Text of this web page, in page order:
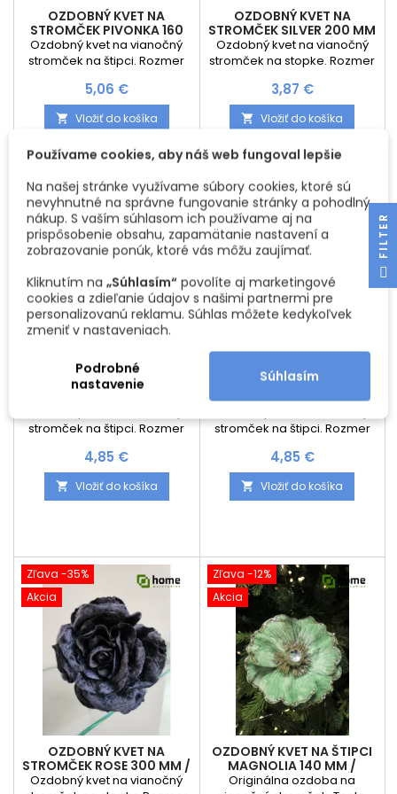
OZDOBNÝ KVET NA
STROMČEK PIVONKA 160
MM / ČERVENÁ
Ozdobný kvet na vianočný
stromček na štipci. Rozmer
160 mm Výška kvetu : 170 mm
Dĺžka stopky: 160 mm Cena je
za 1 kus
Cena
5,06 €
 Vložiť do košíka
OZDOBNÝ KVET NA
STROMČEK SILVER 200 MM
/ STRIEBORNÁ
Ozdobný kvet na vianočný
stromček na stopke. Rozmer
120 mm Výška: 200 mm Cena
je za 1 kus
Cena
3,87 €
 Vložiť do košíka
Akcia
OZDOBNÝ KVET NA
stromček na štipci. Rozmer
250 mm Cena je za 1 kus
Cena
4,85 €
 Vložiť do košíka
Akcia
OZDOBNÝ KVET NA
STROMČEK ROSE 250 MM /
stromček na štipci. Rozmer
250 mm Cena je za 1 kus
Cena
4,85 €
 Vložiť do košíka
Zľava -35%
Akcia
OZDOBNÝ KVET NA
STROMČEK ROSE 300 MM /
ČIERNA ZAMATOVÁ
Ozdobný kvet na vianočný
Zľava -12%
Akcia
OZDOBNÝ KVET NA ŠTIPCI
MAGNOLIA 140 MM /
ZELENÁ ZAMATOVÁ
Originálna ozdoba na
Používame cookies, aby náš web fungoval lepšie
Na našej stránke využívame súbory cookies, ktoré sú
nevyhnutné na správne fungovanie stránky a pohodlný
nákup. S vaším súhlasom ich používame aj na
prispôsobenie obsahu, zapamätanie nastavení a
zobrazovanie ponúk, ktoré vás môžu zaujímať.
Kliknutím na „Súhlasím“ povolíte aj marketingové
cookies a zdieľanie údajov s našimi partnermi pre
personalizovanú reklamu. Súhlas môžete kedykoľvek
zmeniť v nastaveniach.
Podrobné
nastavenie
Súhlasím
R